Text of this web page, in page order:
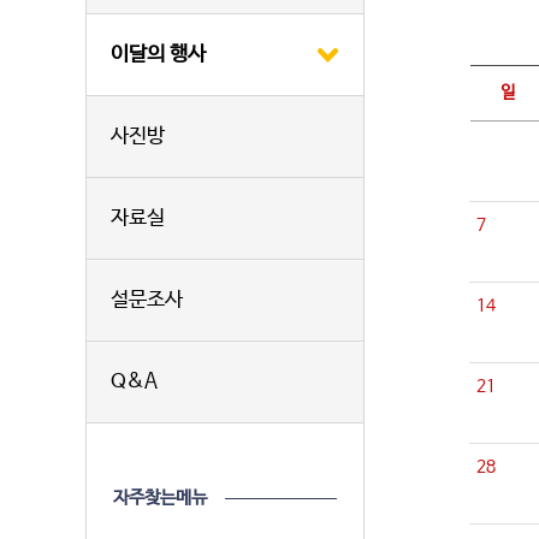
이달의 행사
사진방
자료실
설문조사
Q&A
자주찾는메뉴
일
7
14
21
28